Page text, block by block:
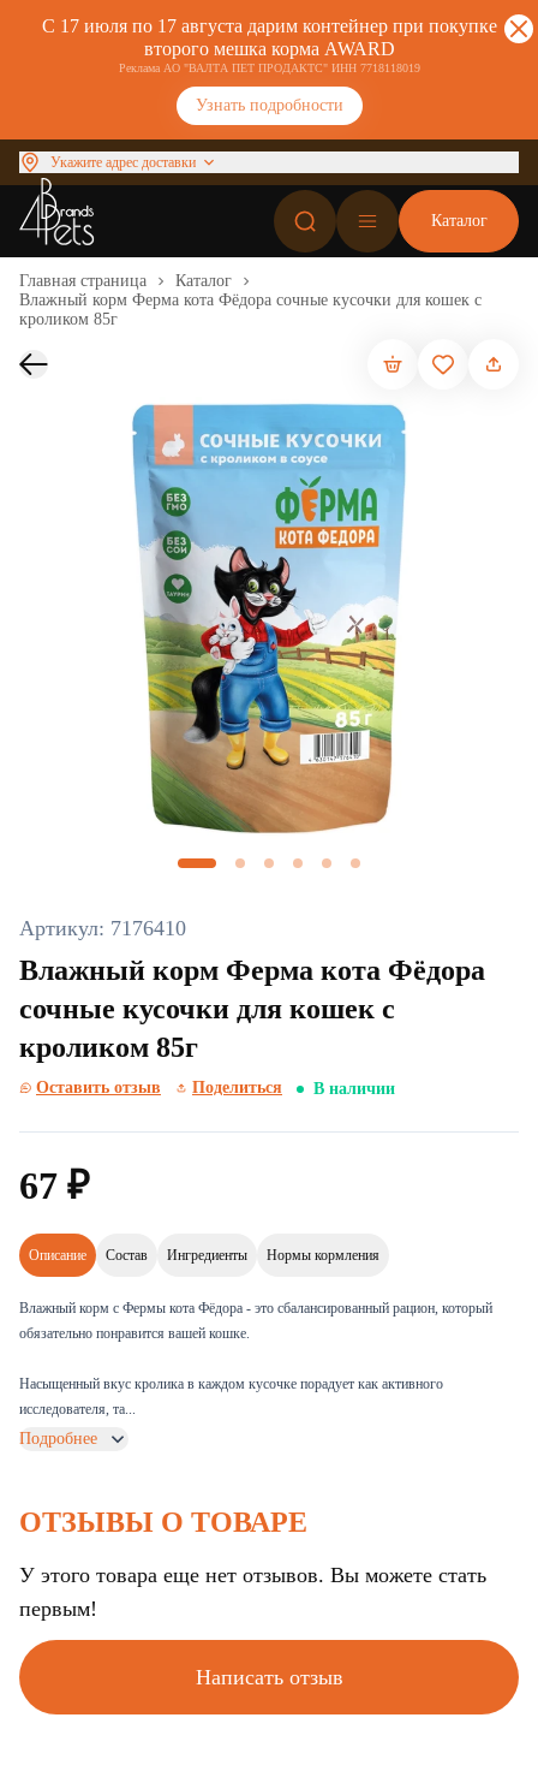
С 17 июля по 17 августа дарим контейнер при покупке
второго мешка корма AWARD
Реклама АО "ВАЛТА ПЕТ ПРОДАКТС" ИНН 7718118019
Узнать подробности
Укажите адрес доставки
Каталог
Главная страница
Каталог
Влажный корм Ферма кота Фёдора сочные кусочки для кошек с
кроликом 85г
Артикул: 7176410
Влажный корм Ферма кота Фёдора
сочные кусочки для кошек с
кроликом 85г
Оставить отзыв Поделиться В наличии
67 ₽
Описание Состав Ингредиенты Нормы кормления
Влажный корм с Фермы кота Фёдора - это сбалансированный рацион, который
обязательно понравится вашей кошке.
Насыщенный вкус кролика в каждом кусочке порадует как активного
исследователя, та...
Подробнее
ОТЗЫВЫ О ТОВАРЕ
У этого товара еще нет отзывов. Вы можете стать
первым!
Написать отзыв